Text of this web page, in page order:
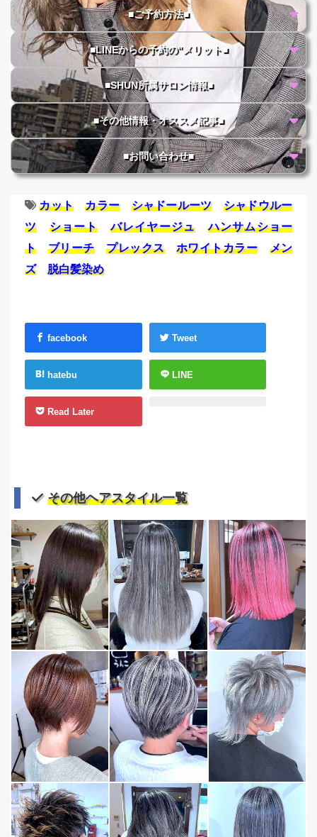
■ご予約方法■
■LINEからの予約の"メリット■
■SHUN所属サロン情報■
■その他情報・オススメ記事■
■お問い合わせ■
カット カラー シャドールーツ
シャドウルー
ツ
ショート バレイヤージュ
ハンサムショー
ト
ブリーチ プレックス ホワイトカラー
メン
ズ
脱白髪染め
facebook Tweet
hatebu LINE
Read Later
その他ヘアスタイル一覧